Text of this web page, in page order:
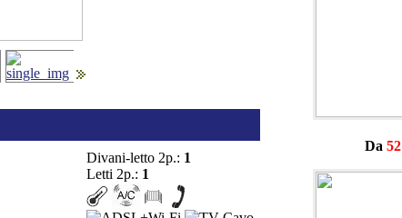
Divani-letto 2p.: 1
Letti 2p.: 1
Da 52